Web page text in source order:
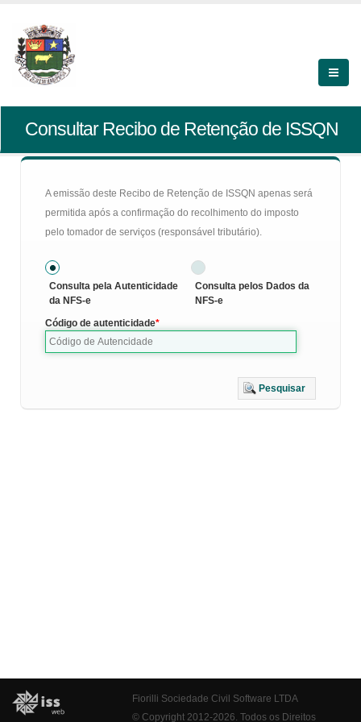
Consultar Recibo de Retenção de ISSQN
A emissão deste Recibo de Retenção de ISSQN apenas será
permitida após a confirmação do recolhimento do imposto
pelo tomador de serviços (responsável tributário).
Consulta pela Autenticidade
da NFS-e
Consulta pelos Dados da
NFS-e
Código de autenticidade
Pesquisar
Fiorilli Sociedade Civil Software LTDA
© Copyright 2012-2026. Todos os Direitos